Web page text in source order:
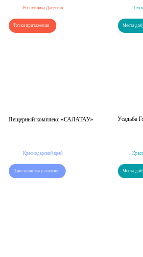
Республика Дагестан
Точки притяжения
Пещерный комплекс «САЛАТАУ»
Места
Усадьба
Краснодарский край
Пространства развития Места